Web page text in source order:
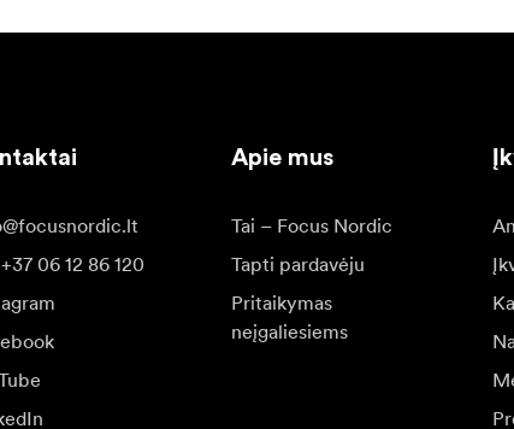
06 12 86 120
Apie mus
Tai – Focus Nordic
Tapti pardavėju
Pritaikymas
neįgaliesiems